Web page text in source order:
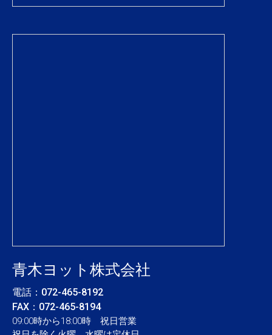
青木ヨット株式会社
電話： 072-465-8192
FAX：072-465-8194
09:00時から18:00時 祝日営業